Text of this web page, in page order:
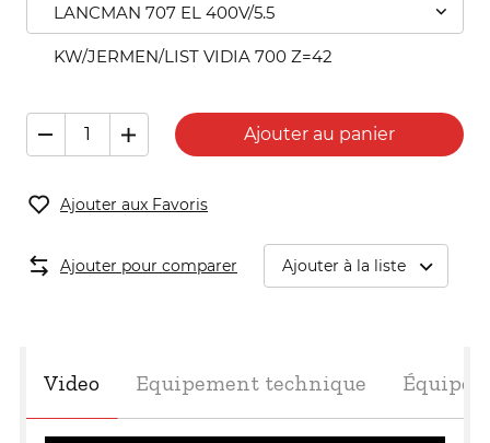
LANCMAN 707 EL 400V/5.5
KW/JERMEN/LIST VIDIA 700 Z=42
Ajouter au panier
Ajouter aux Favoris
Ajouter pour comparer Ajouter à la liste
Video Equipement technique